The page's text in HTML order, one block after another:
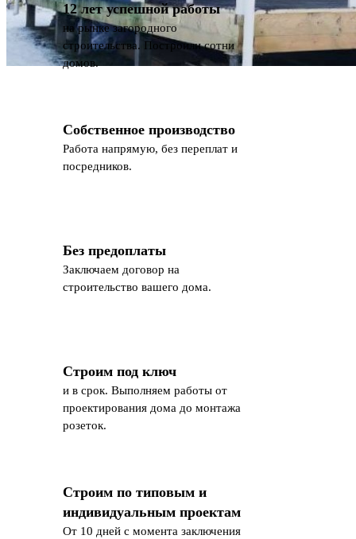
12 лет успешной работы
на рынке загородного
строительства. Построили сотни
домов.
Собственное производство
Работа напрямую, без переплат и
посредников.
Без предоплаты
Заключаем договор на
строительство вашего дома.
Строим под ключ
и в срок. Выполняем работы от
проектирования дома до монтажа
розеток.
Строим по типовым и
индивидуальным проектам
От 10 дней с момента заключения